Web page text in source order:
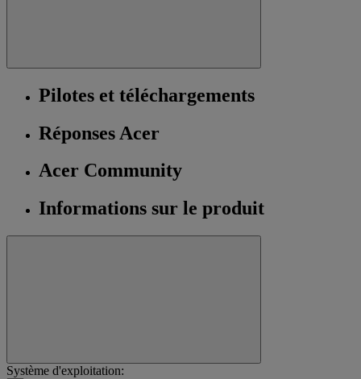
Pilotes et téléchargements
Réponses Acer
Acer Community
Informations sur le produit
Système d'exploitation: